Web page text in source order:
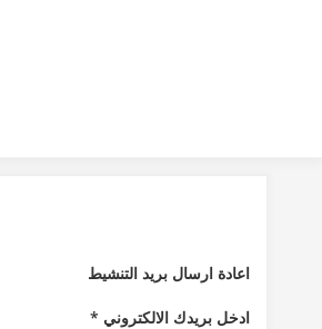
اعادة ارسال بريد التنشيط
ادخل بريدك الالكتروني *